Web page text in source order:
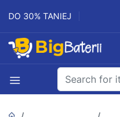
DO 30% TANIEJ